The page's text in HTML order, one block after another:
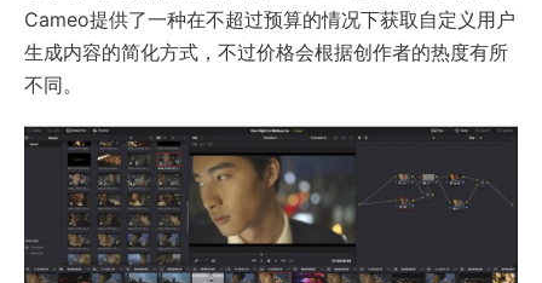
Cameo提供了一种在不超过预算的情况下获取自定义用户
生成内容的简化方式，不过价格会根据创作者的热度有所
不同。